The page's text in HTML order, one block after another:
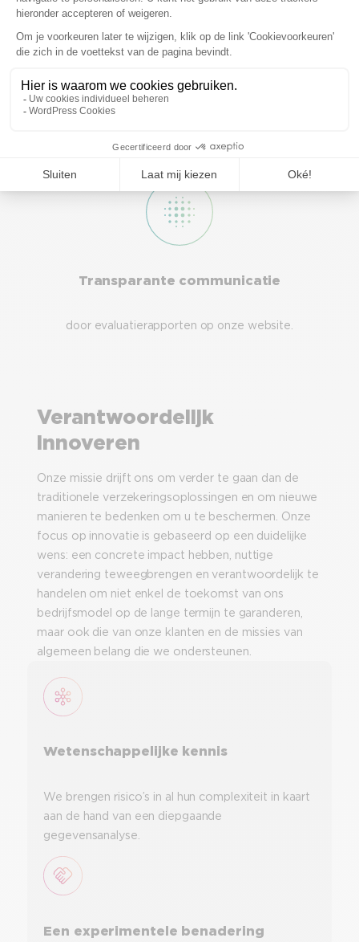
beoordeling
Transparante communicatie
door evaluatierapporten op onze website.
Verantwoordelijk
innoveren
Onze missie drijft ons om verder te gaan dan de
traditionele verzekeringsoplossingen en om nieuwe
manieren te bedenken om u te beschermen. Onze
focus op innovatie is gebaseerd op een duidelijke
wens: een concrete impact hebben, nuttige
verandering teweegbrengen en verantwoordelijk te
handelen om niet enkel de toekomst van ons
bedrijfsmodel op de lange termijn te garanderen,
maar ook die van onze klanten en de missies van
algemeen belang die we ondersteunen.
Wetenschappelijke kennis
We brengen risico’s in al hun complexiteit in kaart
aan de hand van een diepgaande
gegevensanalyse.
Een experimentele benadering